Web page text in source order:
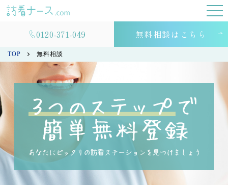
0120-371-049 無料相談はこちら
TOP 無料相談